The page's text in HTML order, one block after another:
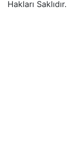
Hakları Saklıdır.